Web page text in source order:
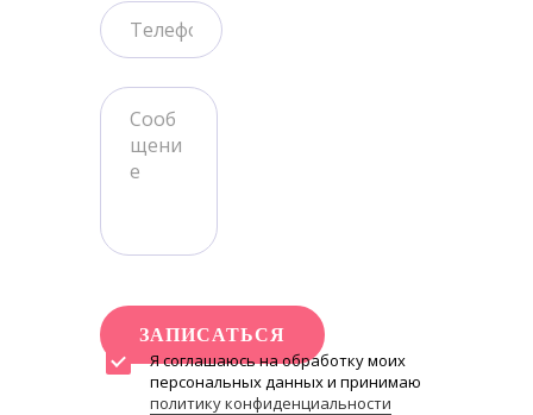
ЗАПИСАТЬСЯ
Я соглашаюсь на обработку моих
персональных данных и принимаю
политику конфиденциальности